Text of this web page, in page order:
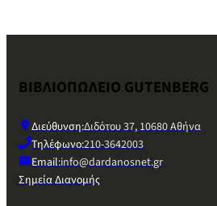
ΒΙΒΛΙΟΠΩΛΕΙΟ GUTENBERG
Διεύθυνση:Διδότου 37, 10680 Αθήνα
Τηλέφωνο:210-3642003
Email:info@dardanosnet.gr
Σημεία Διανομής